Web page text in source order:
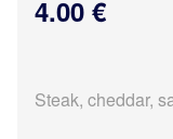
4.00 €
Steak, cheddar,